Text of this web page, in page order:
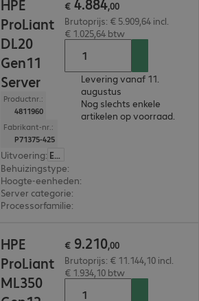
HPE
ProLiant
DL20
Gen11
Server
Productnr.:
4811960
Fabrikant-nr.:
P71375-425
Uitvoering: Europa
Behuizingstype:
Hoogte-eenheden:
Server categorie:
Processorfamilie:
€ 4.884,00
Brutoprijs: € 5.909,64 incl.
€ 1.025,64 btw
Levering vanaf 11.
augustus
Nog slechts enkele
artikelen op voorraad.
HPE
ProLiant
ML350
€ 9.210,00
Brutoprijs: € 11.144,10 incl.
€ 1.934,10 btw